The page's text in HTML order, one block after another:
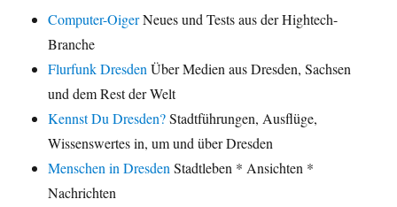
Computer-OigerNeues und Tests aus der Hightech-
Branche
Flurfunk Dresden Über Medien aus Dresden, Sachsen
und dem Rest der Welt
Kennst Du Dresden?Stadtführungen, Ausflüge,
Wissenswertes in, um und über Dresden
Menschen in Dresden Stadtleben * Ansichten *
Nachrichten